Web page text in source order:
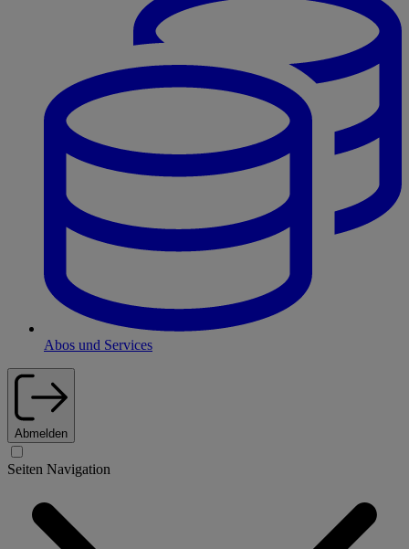
Abos und Services
Abmelden
Seiten Navigation